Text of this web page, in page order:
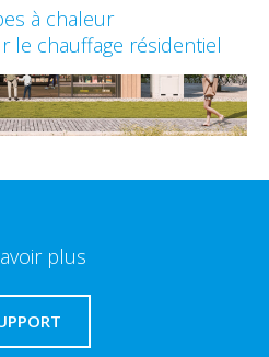
à chaleur
le chauffage résidentiel
plus